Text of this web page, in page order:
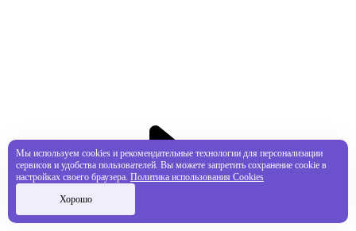
Мы используем cookies и рекомендательные технологии для персонализации
сервисов и удобства пользователей. Вы можете запретить сохранение cookie в
настройках своего браузера. Политика использования Cookies
Хорошо